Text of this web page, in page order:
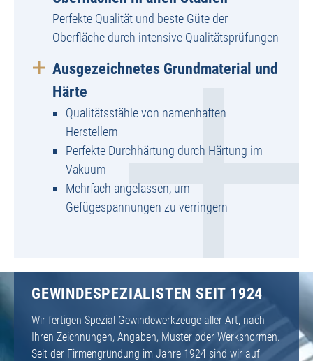
Perfekte Qualität und beste Güte der
Oberfläche durch intensive Qualitätsprüfungen
Ausgezeichnetes Grundmaterial und
Härte
Qualitätsstähle von namenhaften
Herstellern
Perfekte Durchhärtung durch Härtung im
Vakuum
Mehrfach angelassen, um
Gefügespannungen zu verringern
GEWINDESPEZIALISTEN SEIT 1924
Wir fertigen Spezial-Gewindewerkzeuge aller Art, nach
Ihren Zeichnungen, Angaben, Muster oder Werksnormen.
Seit der Firmengründung im Jahre 1924 sind wir auf